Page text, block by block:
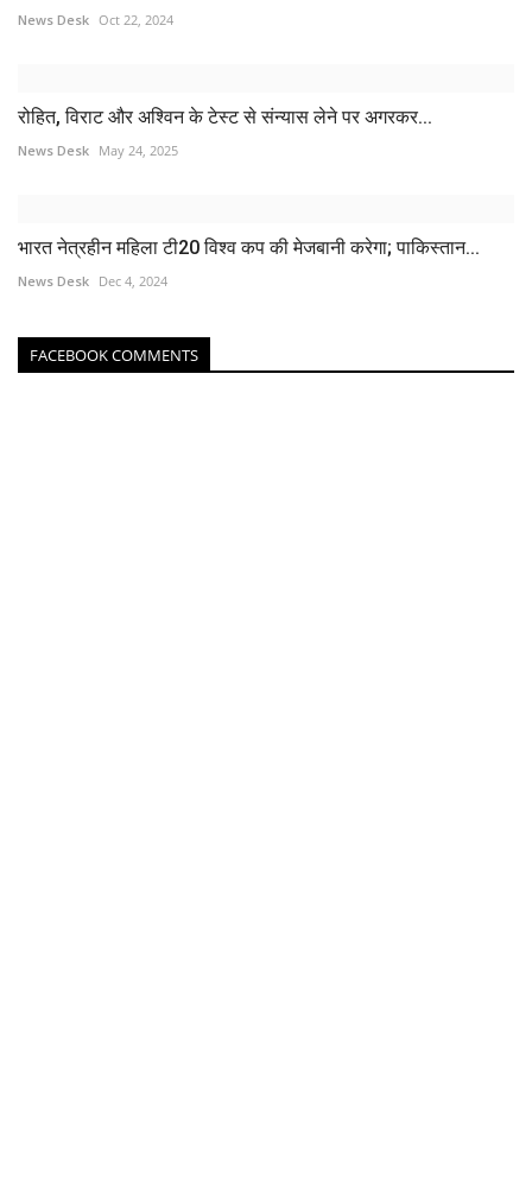
News Desk Oct 22, 2024
रोहित, विराट और अश्विन के टेस्ट से संन्यास लेने पर अगरकर...
News Desk May 24, 2025
भारत नेत्रहीन महिला टी20 विश्व कप की मेजबानी करेगा; पाकिस्तान...
News Desk Dec 4, 2024
FACEBOOK COMMENTS